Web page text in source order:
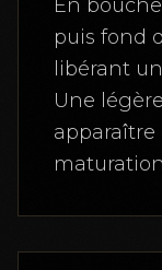
En
puis fond
libérant
Une
apparaître